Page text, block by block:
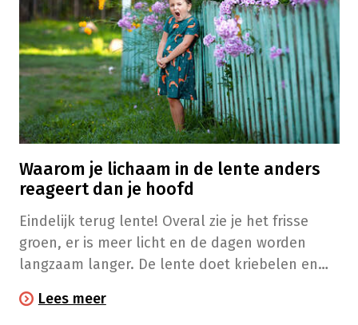
Waarom je lichaam in de lente anders
reageert dan je hoofd
Eindelijk terug lente! Overal zie je het frisse
groen, er is meer licht en de dagen worden
langzaam langer. De lente doet kriebelen en
Misschien verwacht jij ook meer energie en een
Lees meer